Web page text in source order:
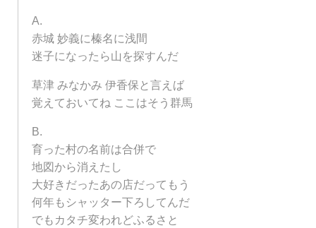
A.
赤城 妙義に榛名に浅間
迷子になったら山を探すんだ
草津 みなかみ 伊香保と言えば
覚えておいてね ここはそう群馬
B.
育った村の名前は合併で
地図から消えたし
大好きだったあの店だってもう
何年もシャッター下ろしてんだ
でもカタチ変われどふるさと